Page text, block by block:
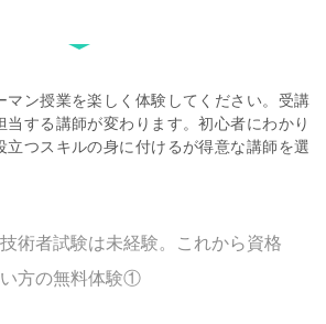
マン授業を楽しく体験してください。受講
当する講師が変わります。初心者にわかり
立つスキルの身に付けるが得意な講師を選
術者試験は未経験。これから資格
方の無料体験①